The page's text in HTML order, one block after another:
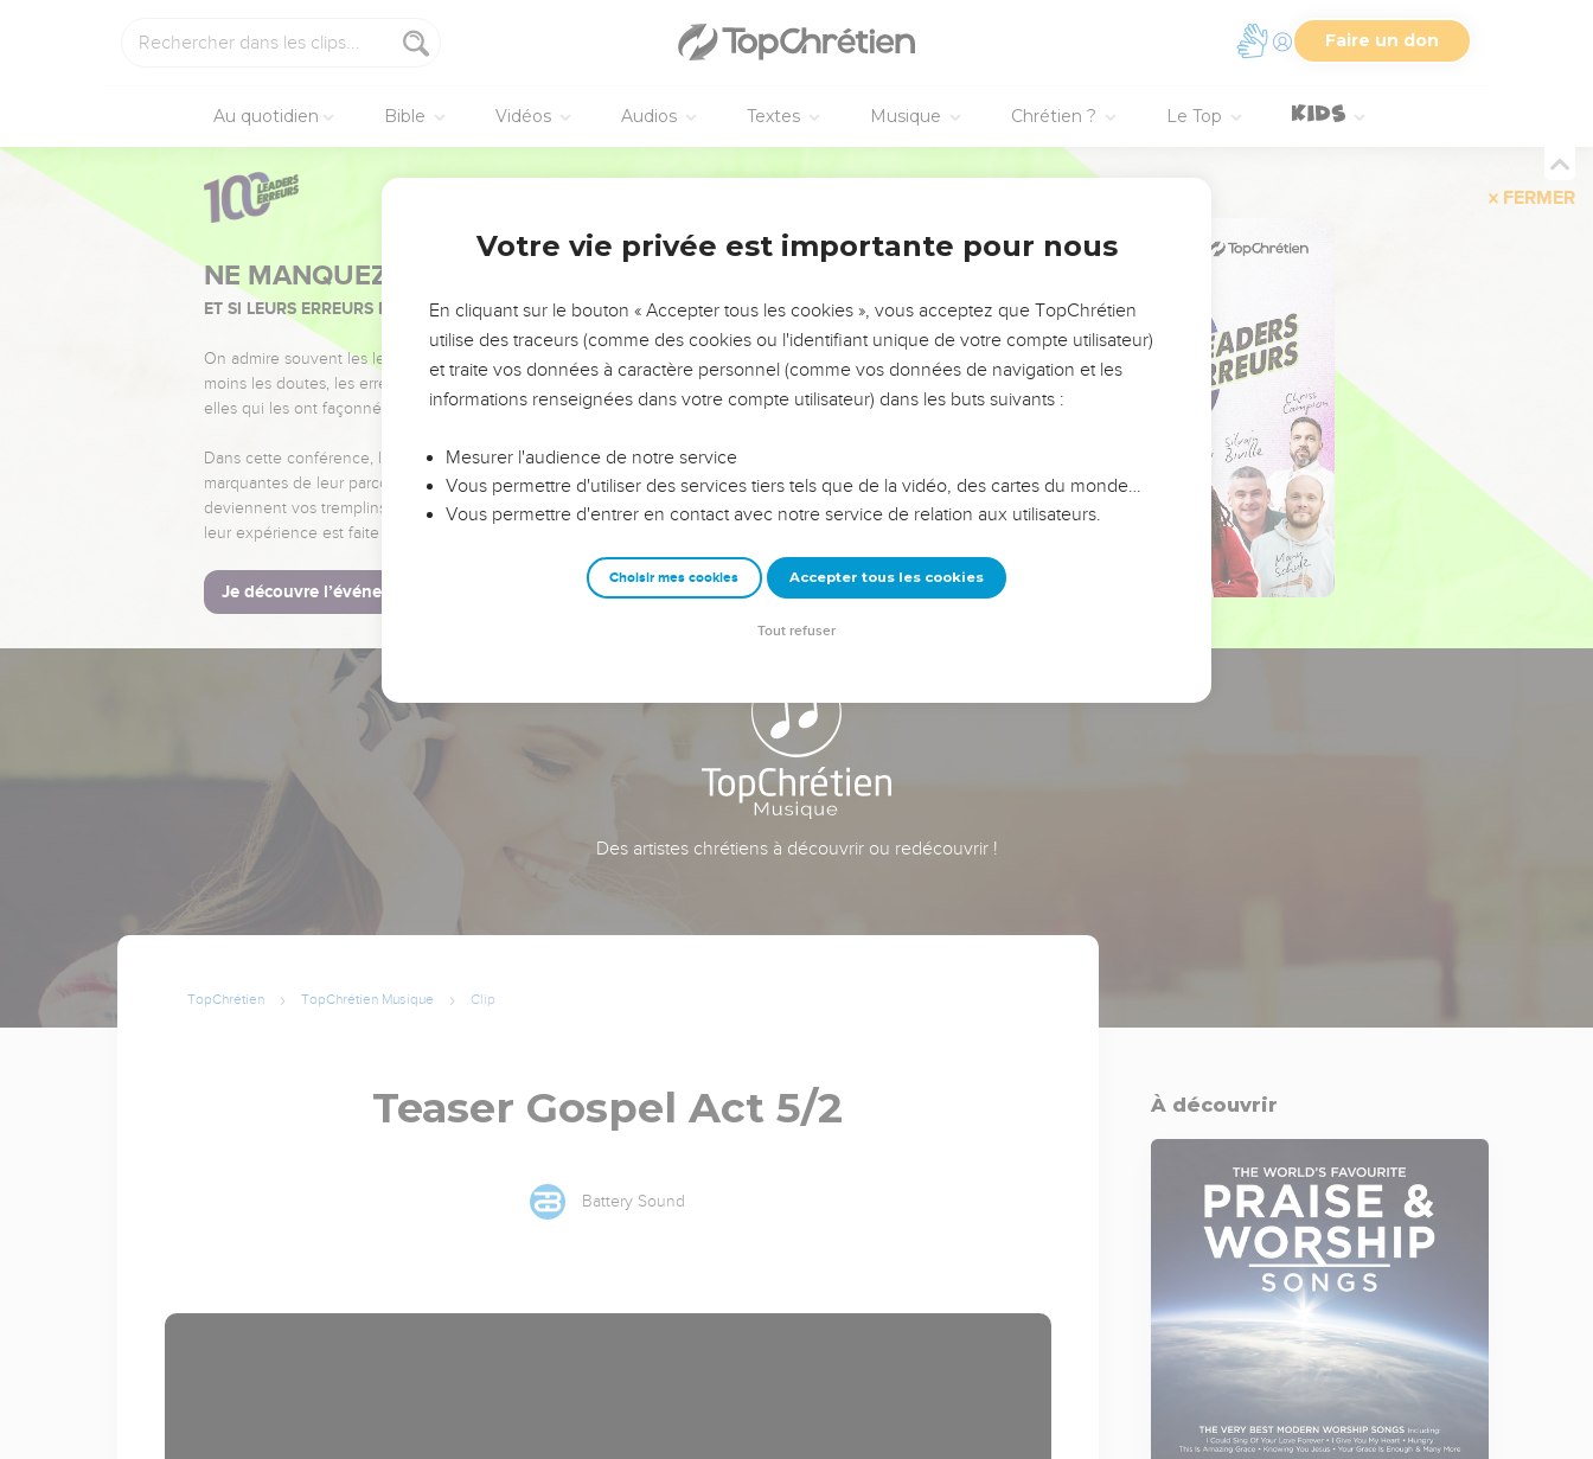
Faire un don
Au quotidien Bible Vidéos Audios Textes Musique Chrétien ? Le Top
FERMER
NE MANQUEZ PAS L’ÉVÉNEMENT DE L’ANNÉE !
ET SI LEURS ERREURS POUVAIENT VOUS ÉVITER LES VOTRES ?
On admire souvent les leaders pour leurs réussites, leur impact, leur foi ou leur vision. Mais on voit
moins les doutes, les erreurs et les saisons difficiles qu'ils ont traversés, alors même que ce sont
elles qui les ont façonnés.
Dans cette conférence, leaders, entrepreneurs, et responsables reviennent sur les erreurs
marquantes de leur parcours et les clés pour avancer avec plus de sagesse afin que leurs erreurs
deviennent vos tremplins. Que vous guidiez un ministère, une équipe, un groupe ou une famille,
leur expérience est faite pour vous.
Je découvre l’événement
Des artistes chrétiens à découvrir ou redécouvrir !
TopChrétien TopChrétien Musique Clip
Teaser Gospel Act 5/2
Battery Sound
À découvrir
Votre vie privée est importante pour nous
En cliquant sur le bouton « Accepter tous les cookies », vous acceptez que TopChrétien
utilise des traceurs (comme des cookies ou l'identifiant unique de votre compte utilisateur)
et traite vos données à caractère personnel (comme vos données de navigation et les
informations renseignées dans votre compte utilisateur) dans les buts suivants :
Mesurer l'audience de notre service
Vous permettre d'utiliser des services tiers tels que de la vidéo, des cartes du monde…
Vous permettre d'entrer en contact avec notre service de relation aux utilisateurs.
Choisir mes cookies Accepter tous les cookies
Tout refuser